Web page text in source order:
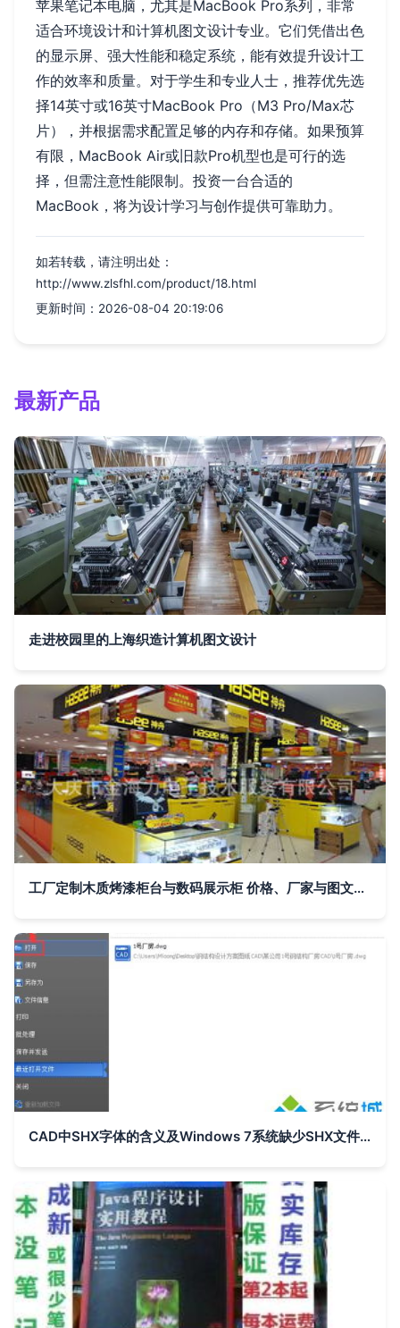
苹果笔记本电脑，尤其是MacBook Pro系列，非常
适合环境设计和计算机图文设计专业。它们凭借出色
的显示屏、强大性能和稳定系统，能有效提升设计工
作的效率和质量。对于学生和专业人士，推荐优先选
择14英寸或16英寸MacBook Pro（M3 Pro/Max芯
片），并根据需求配置足够的内存和存储。如果预算
有限，MacBook Air或旧款Pro机型也是可行的选
择，但需注意性能限制。投资一台合适的
MacBook，将为设计学习与创作提供可靠助力。
如若转载，请注明出处：
http://www.zlsfhl.com/product/18.html
更新时间：2026-08-04 20:19:06
最新产品
走进校园里的上海织造计算机图文设计
工厂定制木质烤漆柜台与数码展示柜 价格、厂家与图文设计指南
CAD中SHX字体的含义及Windows 7系统缺少SHX文件的解决办法